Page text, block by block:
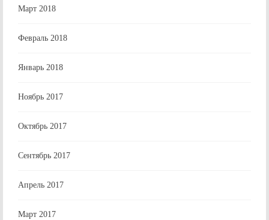
Март 2018
Февраль 2018
Январь 2018
Ноябрь 2017
Октябрь 2017
Сентябрь 2017
Апрель 2017
Март 2017